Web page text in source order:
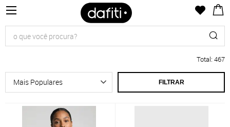
Total: 467
FILTRAR